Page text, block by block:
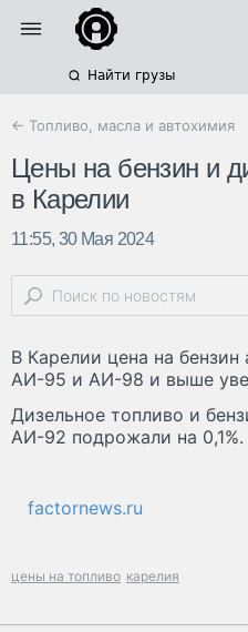
Найти грузы
← Топливо, масла и автохимия
Цены на бензин и
в Карелии
11:55, 30 Мая 2024
В Карелии цена на
АИ-95 и АИ-98 и выше
Дизельное топливо и
АИ-92 подрожали на 0,1%.
factornews.ru
цены на топливо карелия